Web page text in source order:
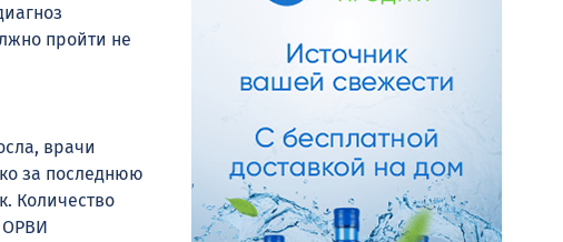
пройти не
врачи
за последнюю
Количество
ОРВИ